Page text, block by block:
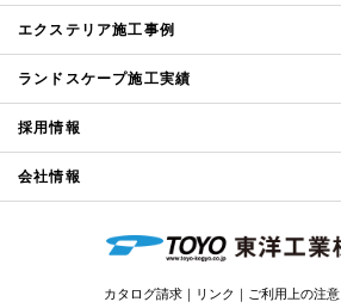
エクステリア施工事例
ランドスケープ施工実績
採用情報
会社情報
カタログ請求 リンク ご利用上の注意